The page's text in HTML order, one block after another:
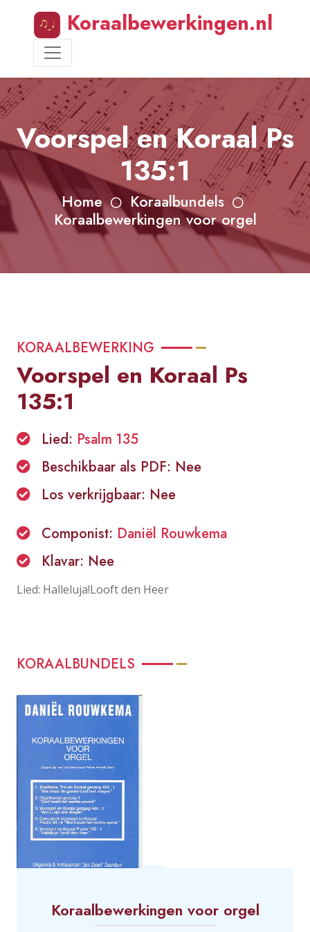
Koraalbewerkingen.nl
Voorspel en Koraal Ps
135:1
Home
Koraalbundels
Koraalbewerkingen voor orgel
KORAALBEWERKING
Voorspel en Koraal Ps
135:1
Lied: Psalm 135
Beschikbaar als PDF: Nee
Los verkrijgbaar: Nee
Componist: Daniël Rouwkema
Klavar: Nee
Lied: Halleluja!Looft den Heer
KORAALBUNDELS
Koraalbewerkingen voor orgel